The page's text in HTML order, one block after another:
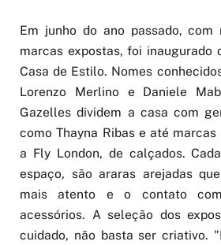
Em junho do ano passado, com
marcas expostas, foi inaugurado
Casa de Estilo. Nomes
Lorenzo Merlino e Daniele
Gazelles dividem a casa com
como Thayna Ribas e até
a Fly London, de calçados.
espaço, são araras arejadas
mais atento e o contato
acessórios. A seleção dos